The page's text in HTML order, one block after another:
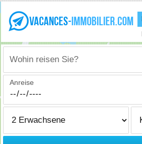
Wohin reisen Sie?
Anreise